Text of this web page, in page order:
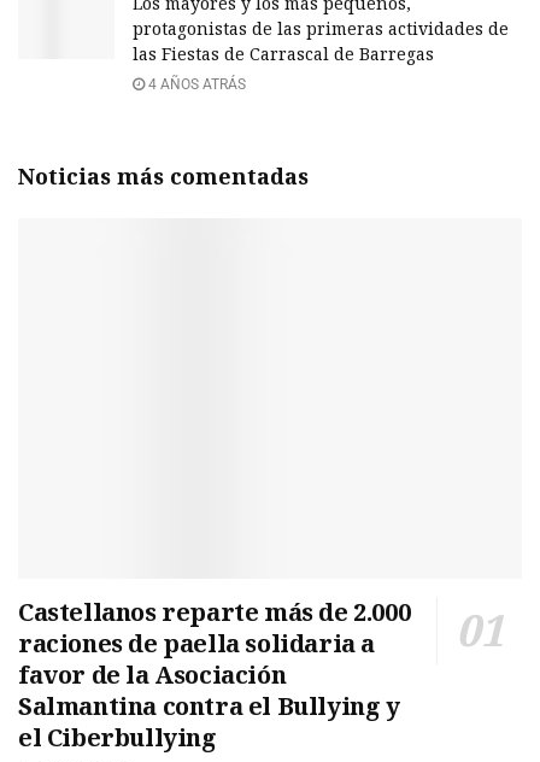
protagonistas de las primeras actividades de
las Fiestas de Carrascal de Barregas
4 AÑOS ATRÁS
Noticias más comentadas
Castellanos reparte más de 2.000
raciones de paella solidaria a
favor de la Asociación
Salmantina contra el Bullying y
el Ciberbullying